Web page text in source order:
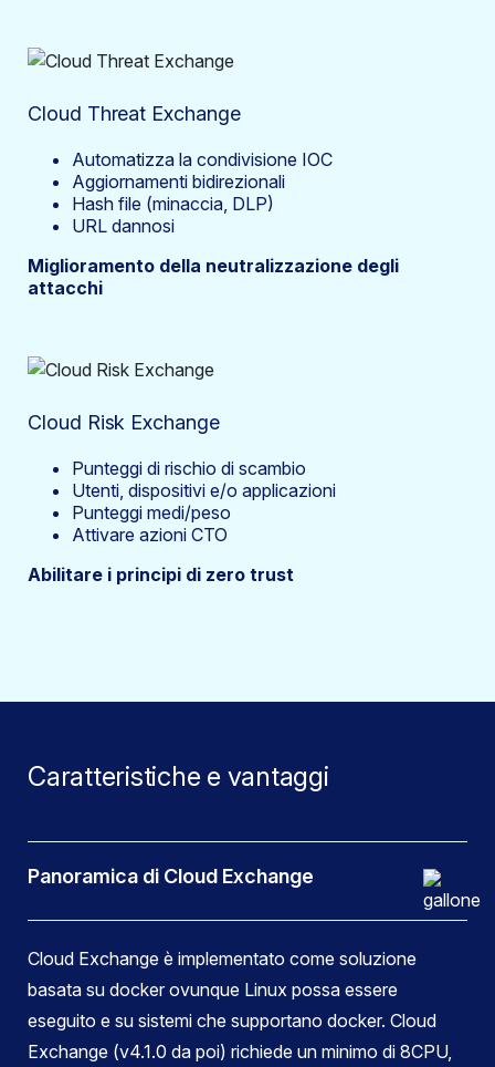
Cloud Threat Exchange
Automatizza la condivisione IOC
Aggiornamenti bidirezionali
Hash file (minaccia, DLP)
URL dannosi
Miglioramento della neutralizzazione degli
attacchi
Cloud Risk Exchange
Punteggi di rischio di scambio
Utenti, dispositivi e/o applicazioni
Punteggi medi/peso
Attivare azioni CTO
Abilitare i principi di zero trust
Caratteristiche e vantaggi
Panoramica di Cloud Exchange
Cloud Exchange è implementato come soluzione
basata su docker ovunque Linux possa essere
eseguito e su sistemi che supportano docker. Cloud
Exchange (v4.1.0 da poi) richiede un minimo di 8CPU,